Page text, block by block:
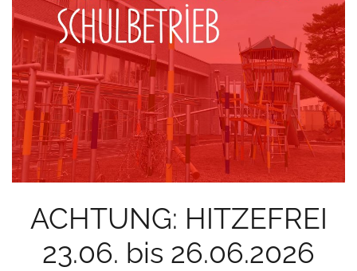
ACHTUNG: HITZEFREI
23.06. bis 26.06.2026